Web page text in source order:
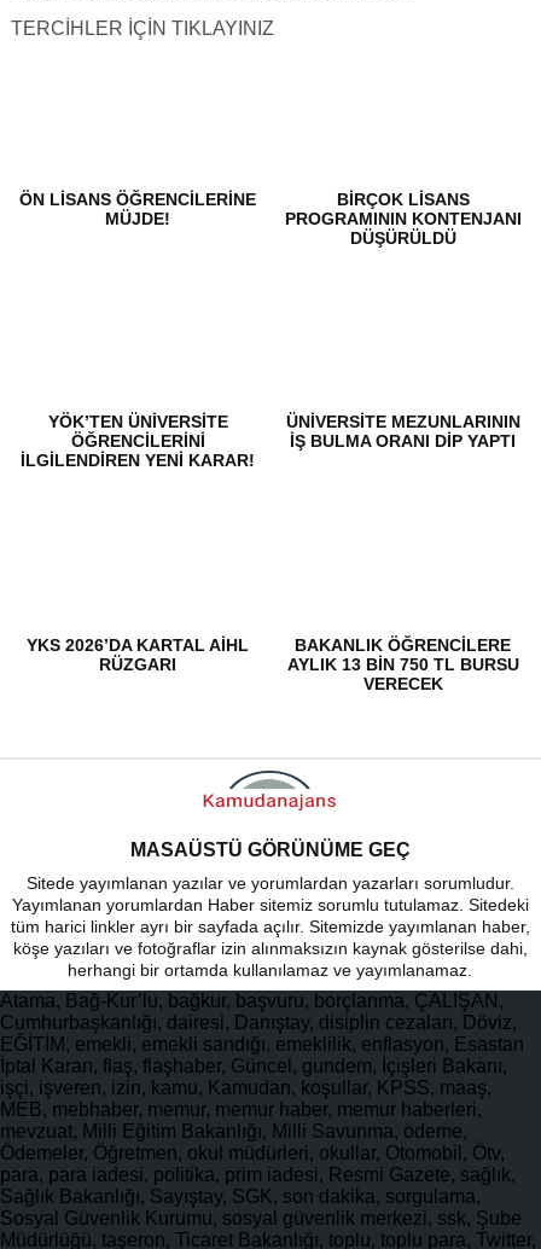
TERCİHLER İÇİN TIKLAYINIZ
ÖN LISANS ÖĞRENCILERINE
MÜJDE!
BIRÇOK LISANS
PROGRAMININ KONTENJANI
DÜŞÜRÜLDÜ
YÖK’TEN ÜNIVERSITE
ÖĞRENCILERINI
ILGILENDIREN YENI KARAR!
ÜNIVERSITE MEZUNLARININ
IŞ BULMA ORANI DIP YAPTI
YKS 2026’DA KARTAL AİHL
RÜZGARI
BAKANLIK ÖĞRENCILERE
AYLIK 13 BIN 750 TL BURSU
VERECEK
MASAÜSTÜ GÖRÜNÜME GEÇ
Sitede yayımlanan yazılar ve yorumlardan yazarları sorumludur.
Yayımlanan yorumlardan Haber sitemiz sorumlu tutulamaz. Sitedeki
tüm harici linkler ayrı bir sayfada açılır. Sitemizde yayımlanan haber,
köşe yazıları ve fotoğraflar izin alınmaksızın kaynak gösterilse dahi,
herhangi bir ortamda kullanılamaz ve yayımlanamaz.
Atama, Bağ-Kur’lu, bağkur, başvuru, borçlanma, ÇALIŞAN,
Cumhurbaşkanlığı, dairesi, Danıştay, disiplin cezaları, Döviz,
EĞİTİM, emekli, emekli sandığı, emeklilik, enflasyon, Esastan
İptal Kararı, flaş, flaşhaber, Güncel, gundem, İçişleri Bakanı,
işçi, işveren, izin, kamu, Kamudan, koşullar, KPSS, maaş,
MEB, mebhaber, memur, memur haber, memur haberleri,
mevzuat, Milli Eğitim Bakanlığı, Milli Savunma, ödeme,
Ödemeler, Öğretmen, okul müdürleri, okullar, Otomobil, Ötv,
para, para iadesi, politika, prim iadesi, Resmi Gazete, sağlık,
Sağlık Bakanlığı, Sayıştay, SGK, son dakika, sorgulama,
Sosyal Güvenlik Kurumu, sosyal güvenlik merkezi, ssk, Şube
Müdürlüğü, taşeron, Ticaret Bakanlığı, toplu, toplu para, Twitter,